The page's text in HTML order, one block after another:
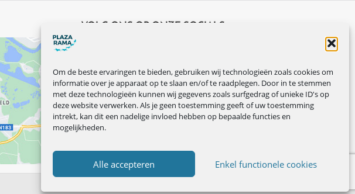
Om de beste ervaringen te bieden, gebruiken wij technologieën zoals cookies om
informatie over je apparaat op te slaan en/of te raadplegen. Door in te stemmen
met deze technologieën kunnen wij gegevens zoals surfgedrag of unieke ID's op
deze website verwerken. Als je geen toestemming geeft of uw toestemming
intrekt, kan dit een nadelige invloed hebben op bepaalde functies en
mogelijkheden.
Alle accepteren Enkel functionele cookies
VOLG ONS OP ONZE SOCIALS